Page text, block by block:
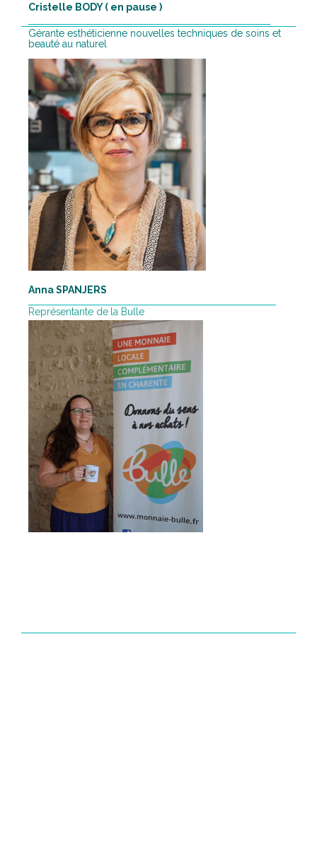
Cristelle BODY ( en pause )
Gérante esthéticienne nouvelles techniques de soins et
beauté au naturel
Anna SPANJERS
Représentante de la Bulle